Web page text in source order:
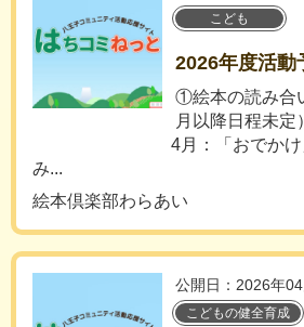
こども
2026年度活動
①絵本の読み
月以降日程未定）
4月：「おでかけ」
み...
絵本倶楽部わらあい
公開日：2026年
こどもの健全育成